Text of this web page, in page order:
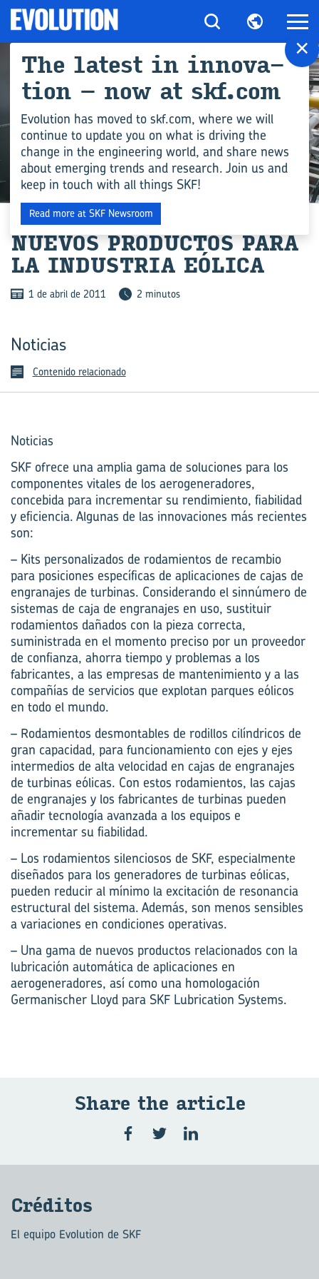
INDUSTRIA
NUE­VOS PRO­DUC­TOS PARA
LA IN­DUS­TRIA EÓ­LI­CA
1 de abril de 2011 2 minutos
Noticias
Contenido relacionado
Noticias
SKF ofrece una amplia gama de soluciones para los
componentes vitales de los aerogeneradores,
concebida para incrementar su rendimiento, fiabilidad
y eficiencia. Algunas de las innovaciones más recientes
son:
– Kits personalizados de rodamientos de recambio
para posiciones específicas de aplicaciones de cajas de
engranajes de turbinas. Considerando el sinnúmero de
sistemas de caja de engranajes en uso, sustituir
rodamientos dañados con la pieza correcta,
suministrada en el momento preciso por un proveedor
de confianza, ahorra tiempo y problemas a los
fabricantes, a las empresas de mantenimiento y a las
compañías de servicios que explotan parques eólicos
en todo el mundo.
– Rodamientos desmontables de rodillos cilíndricos de
gran capacidad, para funcionamiento con ejes y ejes
intermedios de alta velocidad en cajas de engranajes
de turbinas eólicas. Con estos rodamientos, las cajas
de engranajes y los fabricantes de turbinas pueden
añadir tecnología avanzada a los equipos e
incrementar su fiabilidad.
– Los rodamientos silenciosos de SKF, especialmente
diseñados para los generadores de turbinas eólicas,
pueden reducir al mínimo la excitación de resonancia
estructural del sistema. Además, son menos sensibles
a variaciones en condiciones operativas.
– Una gama de nuevos productos relacionados con la
lubricación automática de aplicaciones en
aerogeneradores, así como una homologación
Germanischer Lloyd para SKF Lubrication Systems.
Share the ar­ti­cle
Cré­di­tos
El equipo Evolution de SKF
×
The la­test in in­no­va­
tion – now at skf.com
Evolution has moved to skf.com, where we will
continue to update you on what is driving the
change in the engineering world, and share news
about emerging trends and research. Join us and
keep in touch with all things SKF!
Read more at SKF Newsroom